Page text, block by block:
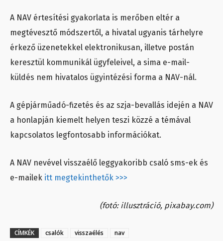
A NAV értesítési gyakorlata is merőben eltér a
megtévesztő módszertől, a hivatal ugyanis tárhelyre
érkező üzenetekkel elektronikusan, illetve postán
keresztül kommunikál ügyfeleivel, a sima e-mail-
küldés nem hivatalos ügyintézési forma a NAV-nál.
A gépjárműadó-fizetés és az szja-bevallás idején a NAV
a honlapján kiemelt helyen teszi közzé a témával
kapcsolatos legfontosabb információkat.
A NAV nevével visszaélő leggyakoribb csaló sms-ek és
e-mailek itt megtekinthetők >>>
(fotó: illusztráció, pixabay.com)
CÍMKÉK csalók visszaélés nav